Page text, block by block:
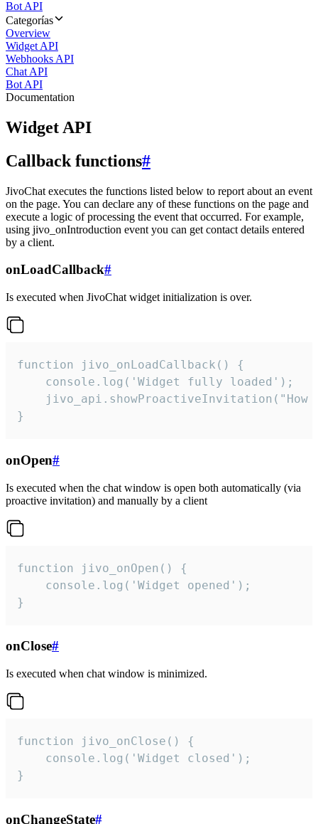
Bot API
Categorías
Overview
Widget API
Webhooks API
Chat API
Bot API
Documentation
Widget API
Callback functions#
JivoChat executes the functions listed below to report about an event
on the page. You can declare any of these functions on the page and
execute a logic of processing the event that occurred. For example,
using jivo_onIntroduction event you can get contact details entered
by a client.
onLoadCallback#
Is executed when JivoChat widget initialization is over.
function jivo_onLoadCallback() {
    console.log('Widget fully loaded');
jivo_api.showProactiveInvitation("How
}
onOpen#
Is executed when the chat window is open both automatically (via
proactive invitation) and manually by a client
function jivo_onOpen() {
    console.log('Widget opened');
}
onClose#
Is executed when chat window is minimized.
function jivo_onClose() {
    console.log('Widget closed');
}
onChangeState#